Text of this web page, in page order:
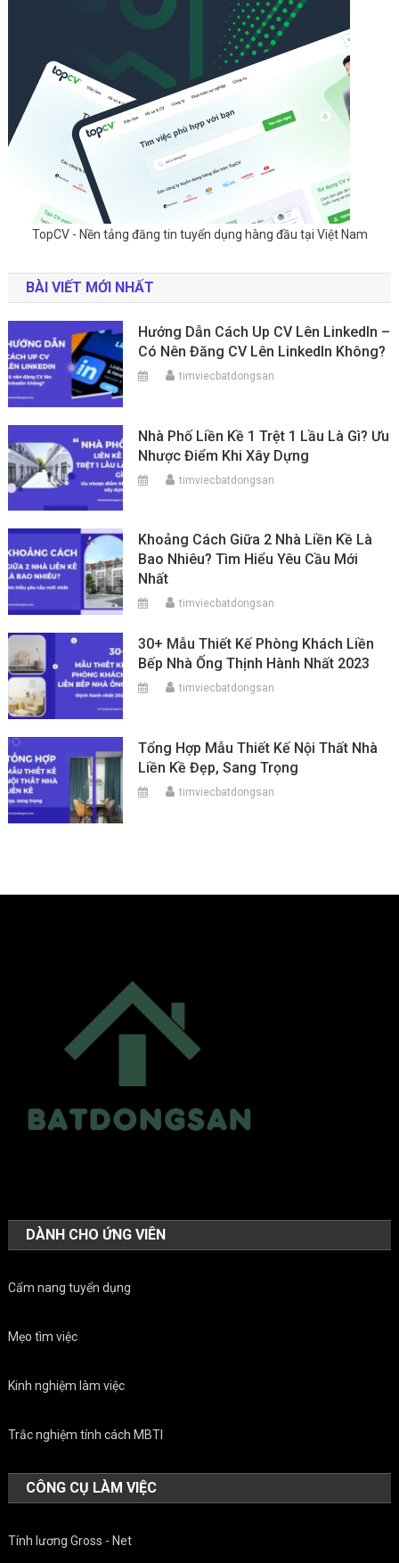
TopCV - Nền tảng đăng tin tuyển dụng hàng đầu tại Việt Nam
BÀI VIẾT MỚI NHẤT
Hướng Dẫn Cách Up CV Lên LinkedIn –
Có Nên Đăng CV Lên LinkedIn Không?
timviecbatdongsan
Nhà Phố Liền Kề 1 Trệt 1 Lầu Là Gì? Ưu
Nhược Điểm Khi Xây Dựng
timviecbatdongsan
Khoảng Cách Giữa 2 Nhà Liền Kề Là
Bao Nhiêu? Tìm Hiểu Yêu Cầu Mới
Nhất
timviecbatdongsan
30+ Mẫu Thiết Kế Phòng Khách Liền
Bếp Nhà Ống Thịnh Hành Nhất 2023
timviecbatdongsan
Tổng Hợp Mẫu Thiết Kế Nội Thất Nhà
Liền Kề Đẹp, Sang Trọng
timviecbatdongsan
DÀNH CHO ỨNG VIÊN
Cẩm nang tuyển dụng
Mẹo tìm việc
Kinh nghiệm làm việc
Trắc nghiệm tính cách MBTI
CÔNG CỤ LÀM VIỆC
Tính lương Gross - Net